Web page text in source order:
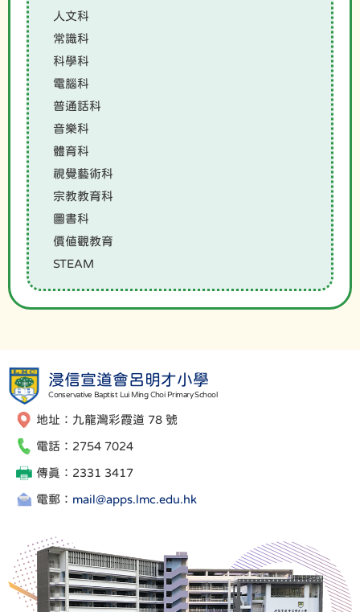
人文科
常識科
科學科
電腦科
普通話科
音樂科
體育科
視覺藝術科
宗教教育科
圖書科
價值觀教育
STEAM
浸信宣道會呂明才小學
Conservative Baptist Lui Ming Choi Primary School
地址：九龍灣彩霞道 78 號
電話：2754 7024
傳真：2331 3417
電郵： mail@apps.lmc.edu.hk